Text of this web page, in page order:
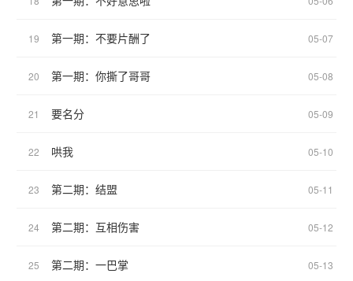
19 第一期：不要片酬了 05-07
20 第一期：你撕了哥哥 05-08
21 要名分 05-09
22 哄我 05-10
23 第二期：结盟 05-11
24 第二期：互相伤害 05-12
25 第二期：一巴掌 05-13